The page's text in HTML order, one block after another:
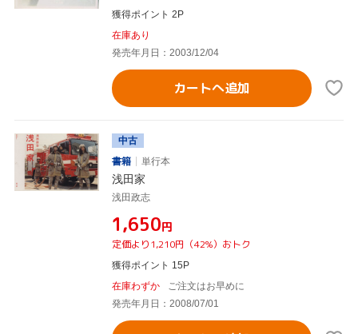
獲得ポイント 2P
在庫あり
発売年月日：2003/12/04
カートへ追加
中古
書籍
単行本
浅田家
浅田政志
¥1,650円
定価より1,210円（42%）おトク
獲得ポイント 15P
在庫わずか
ご注文はお早めに
発売年月日：2008/07/01